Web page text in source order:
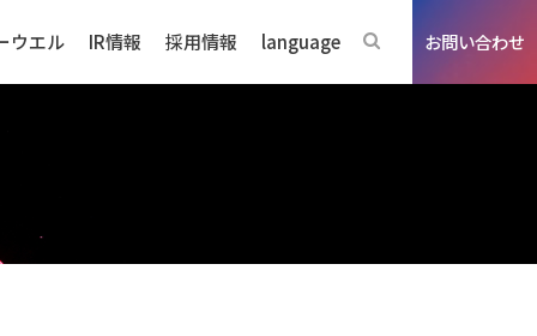
ウエル IR情報 採用情報 language お問い合わせ